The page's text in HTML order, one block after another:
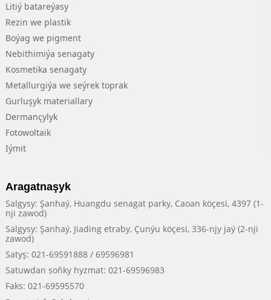
Litiý batareýasy
Rezin we plastik
Boýag we pigment
Nebithimiýa senagaty
Kosmetika senagaty
Metallurgiýa we seýrek toprak
Gurluşyk materiallary
Dermançylyk
Fotowoltaik
Iýmit
Aragatnaşyk
Salgysy: Şanhaý, Huangdu senagat parky, Caoan köçesi, 4397 (1-
nji zawod)
Salgysy: Şanhaý, Jiading etraby, Çunýu köçesi, 336-njy jaý (2-nji
zawod)
Satyş: 021-69591888 / 69596981
Satuwdan soňky hyzmat: 021-69596983
Faks: 021-69595570